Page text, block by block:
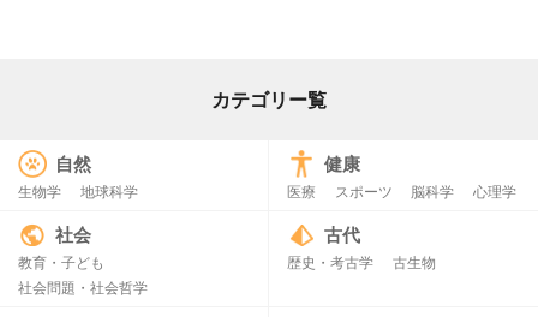
カテゴリー覧
自然
生物学 地球科学
健康
医療 スポーツ 脳科学 心理学
社会
教育・子ども
社会問題・社会哲学
古代
歴史・考古学 古生物